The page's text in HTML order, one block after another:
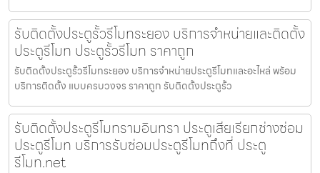
รับติดตั้งประตูรั้วรีโมทระยอง บริการจำหน่ายและติดตั้ง
ประตูรีโมท ประตูรั้วรีโมท ราคาถูก
รับติดตั้งประตูรั้วรีโมทระยอง บริการจำหน่ายประตูรีโมทและอะไหล่ พร้อม
บริการติดตั้ง แบบครบวงจร ราคาถูก รับติดตั้งประตูรั้ว
รับติดตั้งประตูรีโมทรามอินทรา ประตูเสียเรียกช่างซ่อม
ประตูรีโมท บริการรับซ่อมประตูรีโมทถึงที่ ประตู
รีโมท.net